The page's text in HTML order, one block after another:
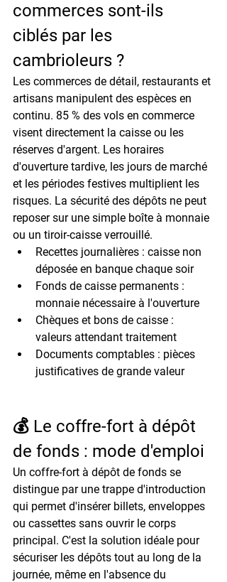
commerces sont-ils
ciblés par les
cambrioleurs ?
Les commerces de détail, restaurants et
artisans manipulent des espèces en
continu. 85 % des vols en commerce
visent directement la caisse ou les
réserves d'argent. Les horaires
d'ouverture tardive, les jours de marché
et les périodes festives multiplient les
risques. La sécurité des dépôts ne peut
reposer sur une simple boîte à monnaie
ou un tiroir-caisse verrouillé.
Recettes journalières : caisse non
déposée en banque chaque soir
Fonds de caisse permanents :
monnaie nécessaire à l'ouverture
Chèques et bons de caisse :
valeurs attendant traitement
Documents comptables : pièces
justificatives de grande valeur
💰 Le coffre-fort à dépôt
de fonds : mode d'emploi
Un coffre-fort à dépôt de fonds se
distingue par une trappe d'introduction
qui permet d'insérer billets, enveloppes
ou cassettes sans ouvrir le corps
principal. C'est la solution idéale pour
sécuriser les dépôts tout au long de la
journée, même en l'absence du